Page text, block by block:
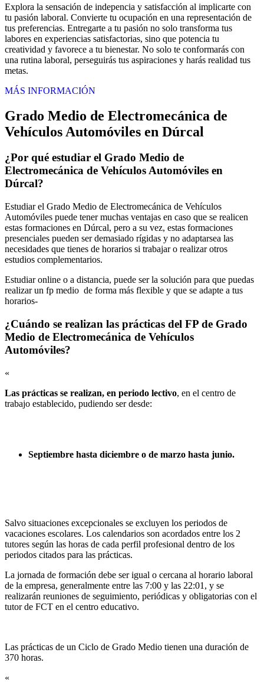
Explora la sensación de indepencia y satisfacción al implicarte con
tu pasión laboral. Convierte tu ocupación en una representación de
tus preferencias. Entregarte a tu pasión no solo transforma tus
labores en experiencias satisfactorias, sino que potencia tu
creatividad y favorece a tu bienestar. No solo te conformarás con
una rutina laboral, perseguirás tus aspiraciones y harás realidad tus
metas.
MÁS INFORMACIÓN
Grado Medio de Electromecánica de
Vehículos Automóviles en Dúrcal
¿Por qué estudiar el Grado Medio de
Electromecánica de Vehículos Automóviles en
Dúrcal?
Estudiar el Grado Medio de Electromecánica de Vehículos
Automóviles puede tener muchas ventajas en caso que se realicen
estas formaciones en Dúrcal, pero a su vez, estas formaciones
presenciales pueden ser demasiado rígidas y no adaptarsea las
necesidades que tienes de horarios si trabajar o realizar otros
estudios complementarios.
Estudiar online o a distancia, puede ser la solución para que puedas
realizar un fp medio de forma más flexible y que se adapte a tus
horarios-
¿Cuándo se realizan las prácticas del FP de Grado
Medio de Electromecánica de Vehículos
Automóviles?
«
Las prácticas se realizan, en periodo lectivo, en el centro de
trabajo establecido, pudiendo ser desde:
Septiembre hasta diciembre o de marzo hasta junio.
Salvo situaciones excepcionales se excluyen los periodos de
vacaciones escolares. Los calendarios son acordados entre los 2
tutores según las horas de cada perfil profesional dentro de los
periodos citados para las prácticas.
La jornada de formación debe ser igual o cercana al horario laboral
de la empresa, generalmente entre las 7:00 y las 22:01, y se
realizarán reuniones de seguimiento, periódicas y obligatorias con el
tutor de FCT en el centro educativo.
Las prácticas de un Ciclo de Grado Medio tienen una duración de
370 horas.
«